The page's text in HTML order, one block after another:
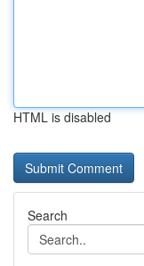
HTML is disabled
Search